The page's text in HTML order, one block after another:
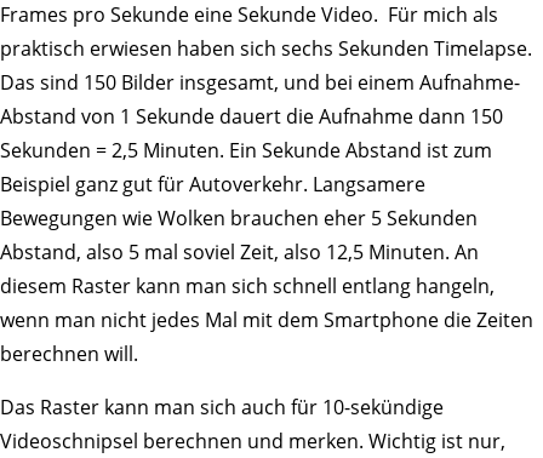
Frames pro Sekunde eine Sekunde Video. Für mich als
praktisch erwiesen haben sich sechs Sekunden Timelapse.
Das sind 150 Bilder insgesamt, und bei einem Aufnahme-
Abstand von 1 Sekunde dauert die Aufnahme dann 150
Sekunden = 2,5 Minuten. Ein Sekunde Abstand ist zum
Beispiel ganz gut für Autoverkehr. Langsamere
Bewegungen wie Wolken brauchen eher 5 Sekunden
Abstand, also 5 mal soviel Zeit, also 12,5 Minuten. An
diesem Raster kann man sich schnell entlang hangeln,
wenn man nicht jedes Mal mit dem Smartphone die Zeiten
berechnen will.
Das Raster kann man sich auch für 10-sekündige
Videoschnipsel berechnen und merken. Wichtig ist nur,